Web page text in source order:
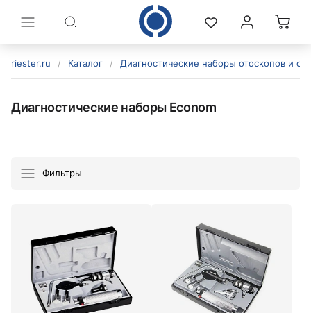
riester.ru / Каталог / Диагностические наборы отоскопов и
Диагностические наборы Econom
Фильтры
политикой конфиденциальности